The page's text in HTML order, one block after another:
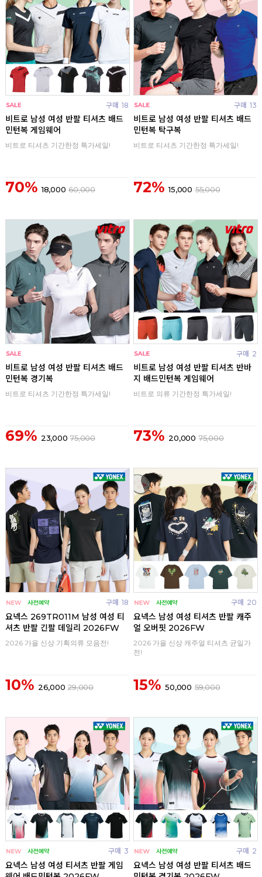
구매 18
비트로 남성 여성 반팔 티셔츠 배드
민턴복 게임웨어
비트로 티셔츠 기간한정 특가세일!
70% 18,000 60,000
구매 13
비트로 남성 여성 반팔 티셔츠 배드
민턴복 탁구복
비트로 티셔츠 기간한정 특가세일!
72% 15,000 55,000
비트로 남성 여성 반팔 티셔츠 배드
민턴복 경기복
비트로 티셔츠 기간한정 특가세일!
69% 23,000 75,000
구매 2
비트로 남성 여성 반팔 티셔츠 반바
지 배드민턴복 게임웨어
비트로 의류 기간한정 특가세일!
73% 20,000 75,000
구매 18
요넥스 269TR011M 남성 여성 티
셔츠 반팔 긴팔 데일리 2026FW
2026 가을 신상 기획의류 모음전!
10% 26,000 29,000
구매 20
요넥스 남성 여성 티셔츠 반팔 캐주
얼 오버핏 2026FW
2026 가을 신상 캐주얼 티셔츠 균일가
전!
15% 50,000 59,000
구매 3
요넥스 남성 여성 티셔츠 반팔 게임
구매 2
요넥스 남성 여성 반팔 티셔츠 배드